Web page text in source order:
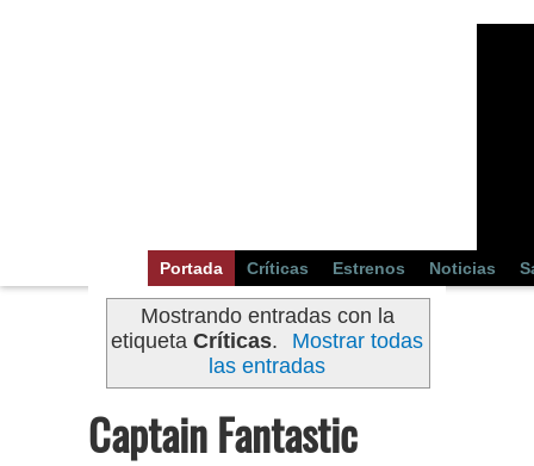
Portada Críticas Estrenos Noticias
Mostrando entradas con la
etiqueta Críticas.
Mostrar todas
las entradas
Captain Fantastic